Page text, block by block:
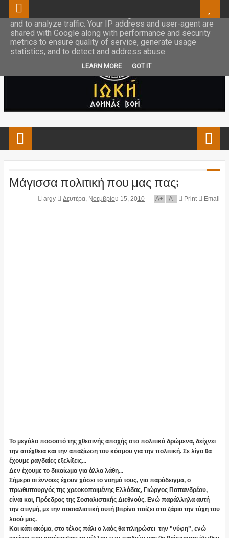
Μάγισσα πολιτική που μας πας;
argy Δευτέρα, Νοεμβρίου 15, 2010 A+ A- Print Email
Το μεγάλο ποσοστό της χθεσινής αποχής στα πολιτικά δρώμενα, δείχνει
την απέχθεια και την απαξίωση του κόσμου για την πολιτική. Σε λίγο θα
έχουμε ραγδαίες εξελίξεις...
Δεν έχουμε το δικαίωμα για άλλα λάθη...
Σήμερα οι έννοιες έχουν χάσει το νοημά τους, για παράδειγμα, ο
πρωθυπουργός της χρεοκοποιμένης Ελλάδας, Γιώργος Παπανδρέου,
είναι και, Πρόεδρος της Σοσιαλιστικής Διεθνούς. Ενώ παράλληλα αυτή
την στιγμή, με την σοσιαλιστική αυτή βιτρίνα παίζει στα ζάρια την τύχη του
λαού μας.
Και κάτι ακόμα, στο τέλος πάλι ο λαός θα πληρώσει την "νύφη", ενώ
This site uses cookies from Google to deliver its services
and to analyze traffic. Your IP address and user-agent are
shared with Google along with performance and security
metrics to ensure quality of service, generate usage
statistics, and to detect and address abuse.
LEARN MORE GOT IT